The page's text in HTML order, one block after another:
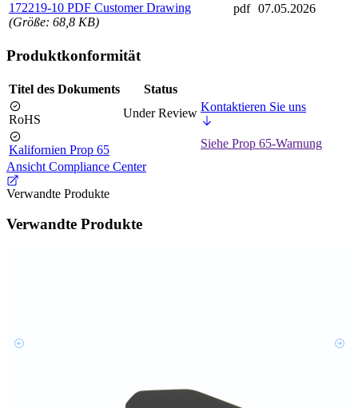
172219-10 PDF Customer Drawing
(Größe: 68,8 KB)
pdf 07.05.2026
Produktkonformität
Titel des Dokuments Status
RoHS Under Review Kontaktieren Sie uns
Kalifornien Prop 65
Siehe Prop 65-Warnung
Ansicht Compliance Center
Verwandte Produkte
Verwandte Produkte